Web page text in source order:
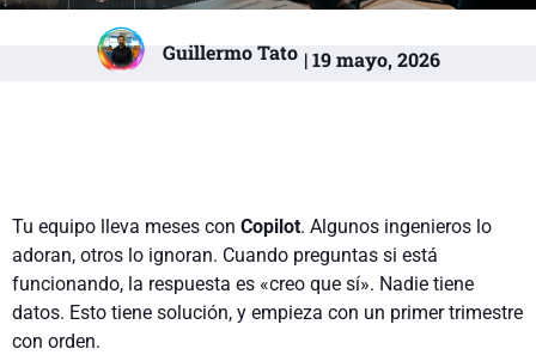
Guillermo Tato | 19 mayo, 2026
Tu equipo lleva meses con Copilot. Algunos ingenieros lo
adoran, otros lo ignoran. Cuando preguntas si está
funcionando, la respuesta es «creo que sí». Nadie tiene
datos. Esto tiene solución, y empieza con un primer trimestre
con orden.